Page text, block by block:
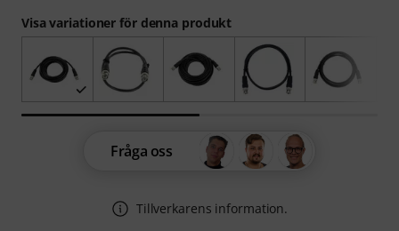
Visa variationer för denna produkt
Fråga oss
Tillverkarens information.